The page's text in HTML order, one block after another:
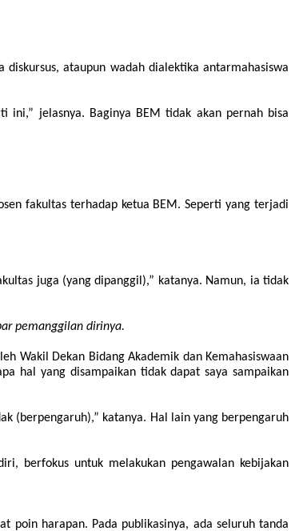
ataupun wadah dialektika antarmahasiswa
jelasnya. Baginya BEM tidak akan pernah bisa
fakultas terhadap ketua BEM. Seperti yang terjadi
juga (yang dipanggil),” katanya. Namun, ia tidak
pemanggilan dirinya.
Wakil Dekan Bidang Akademik dan Kemahasiswaan
hal yang disampaikan tidak dapat saya sampaikan
(berpengaruh),” katanya. Hal lain yang berpengaruh
berfokus untuk melakukan pengawalan kebijakan
poin harapan. Pada publikasinya, ada seluruh tanda